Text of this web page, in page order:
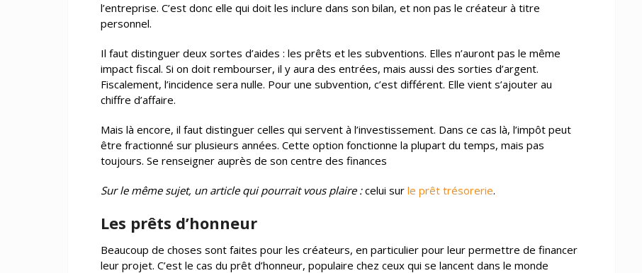
l’entreprise. C’est donc elle qui doit les inclure dans son bilan, et non pas le créateur à titre
personnel.
Il faut distinguer deux sortes d’aides : les prêts et les subventions. Elles n’auront pas le même
impact fiscal. Si on doit rembourser, il y aura des entrées, mais aussi des sorties d’argent.
Fiscalement, l’incidence sera nulle. Pour une subvention, c’est différent. Elle vient s’ajouter au
chiffre d’affaire.
Mais là encore, il faut distinguer celles qui servent à l’investissement. Dans ce cas là, l’impôt peut
être fractionné sur plusieurs années. Cette option fonctionne la plupart du temps, mais pas
toujours. Se renseigner auprès de son centre des finances
Sur le même sujet, un article qui pourrait vous plaire :celui sur le prêt trésorerie.
Les prêts d’honneur
Beaucoup de choses sont faites pour les créateurs, en particulier pour leur permettre de financer
leur projet. C’est le cas du prêt d’honneur, populaire chez ceux qui se lancent dans le monde